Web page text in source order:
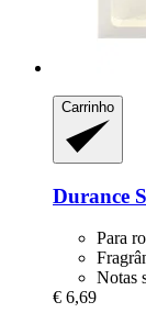
Carrinho
Durance
Para
Notas
€ 6,69